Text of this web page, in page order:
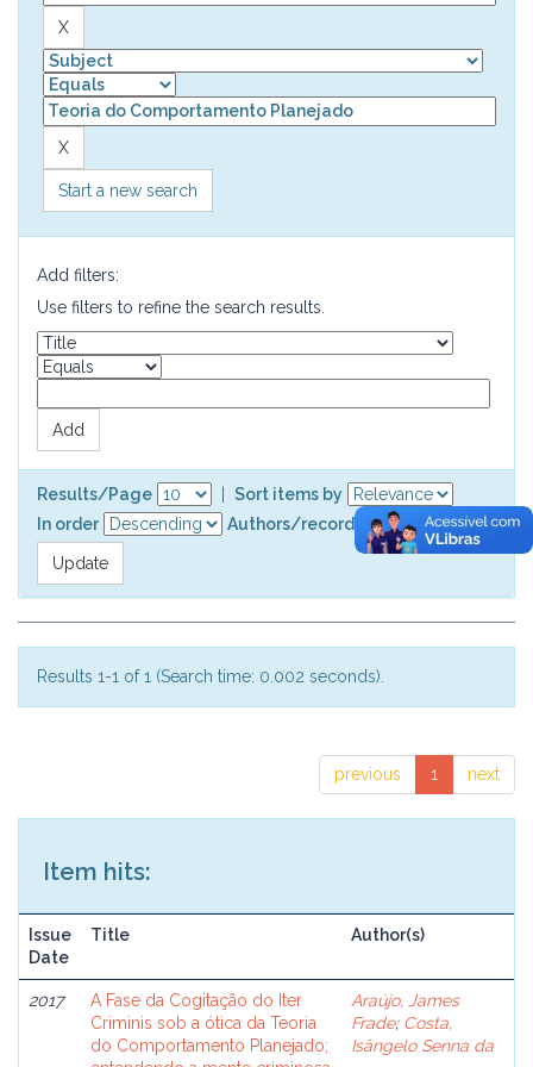
Start a new search
Add filters:
Use filters to refine the search results.
Results/Page
Sort items by
In order
Authors/record
Results 1-1 of 1 (Search time: 0.002 seconds).
previous 1 next
Item hits:
Issue
Date
Title Author(s)
2017
A Fase da Cogitação do Iter
Criminis sob a ótica da Teoria
do Comportamento Planejado;
Araújo, James
Frade; Costa,
Isângelo Senna da